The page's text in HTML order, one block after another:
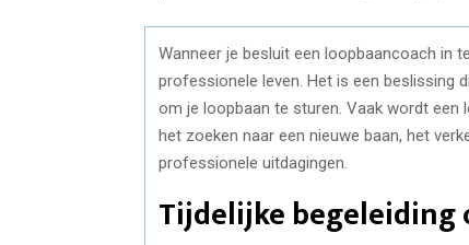
Wanneer je besluit een loopbaancoach in
professionele leven. Het is een beslissing
om je loopbaan te sturen. Vaak wordt een
het zoeken naar een nieuwe baan, het
professionele uitdagingen.
Tijdelijke